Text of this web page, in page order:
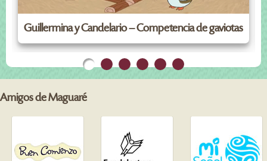
Guillermina y Candelario – Competencia de gaviotas
Amigos de Maguaré